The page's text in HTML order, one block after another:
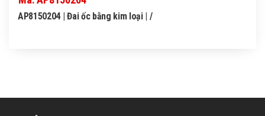
AP8150204 | Đai ốc bằng kim loại | /